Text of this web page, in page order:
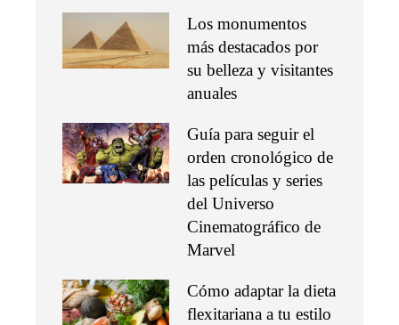
Los monumentos
más destacados por
su belleza y visitantes
anuales
Guía para seguir el
orden cronológico de
las películas y series
del Universo
Cinematográfico de
Marvel
Cómo adaptar la dieta
flexitariana a tu estilo